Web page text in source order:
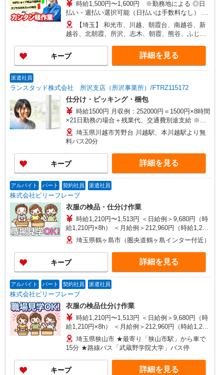
時給1,500円〜1,600円 ※勤務地による ◎日
払い・週払い選択可能（日払いは手数料なし） ◎
残業手当、リーダー手当、深夜手当あり！
【埼玉】 和光市、川越、朝霞台、南越谷、新
越谷、北朝霞、所沢、志木、朝霞、熊谷、ふじみ
所沢、越谷、獨協大学前、本川越、他 他にも一都
三県各地にあり。ご希望をお聞かせください。 ☆
送迎バス有／バイク・自転車通勤OKなどの勤務地
キープ 詳細を見る
派遣社員
ランスタッド株式会社 所沢支店（所沢事業所）/FTRZ115172
仕分け・ピッキング・梱包
時給1500円 月収例：252000円＝1500円×8時間
×21日勤務の場合＋残業代、交通費別途支給 ※交
通費実費支給／当社規定あり。
埼玉県川越市芳野台 川越駅、本川越駅より無
料バス20分
キープ 詳細を見る
アルバイト パート 契約社員 派遣社員
株式会社ビリーフレーブ
衣服の検品・仕分け作業
時給1,210円〜1,513円 ＜日給例＞9,680円（時
給1,210円×8h） ＜月給例＞212,960円（時給1,210
円×8h×22日） ※経験・能力等による
埼玉県鶴ヶ島市（圏央道鶴ヶ島インター付近）
キープ 詳細を見る
アルバイト パート 契約社員 派遣社員
株式会社ビリーフレーブ
衣服の検品仕分け作業
時給1,210円〜1,513円 ＜日給例＞9,680円（時
給1,210円×8h） ＜月給例＞212,960円（時給1,210
円×8h×22日） ※経験・能力等による
埼玉県狭山市 ★最寄り「狭山市駅」から車で
15分 ★路線バス「武蔵野学院大学」バス停
キープ 詳細を見る